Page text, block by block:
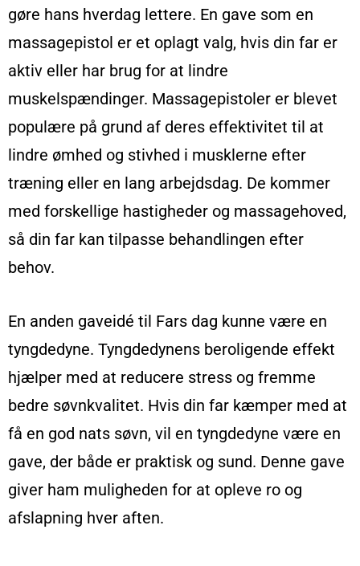
gøre hans hverdag lettere. En gave som en
massagepistol er et oplagt valg, hvis din far er
aktiv eller har brug for at lindre
muskelspændinger. Massagepistoler er blevet
populære på grund af deres effektivitet til at
lindre ømhed og stivhed i musklerne efter
træning eller en lang arbejdsdag. De kommer
med forskellige hastigheder og massagehoved,
så din far kan tilpasse behandlingen efter
behov.
En anden gaveidé til Fars dag kunne være en
tyngdedyne. Tyngdedynens beroligende effekt
hjælper med at reducere stress og fremme
bedre søvnkvalitet. Hvis din far kæmper med at
få en god nats søvn, vil en tyngdedyne være en
gave, der både er praktisk og sund. Denne gave
giver ham muligheden for at opleve ro og
afslapning hver aften.